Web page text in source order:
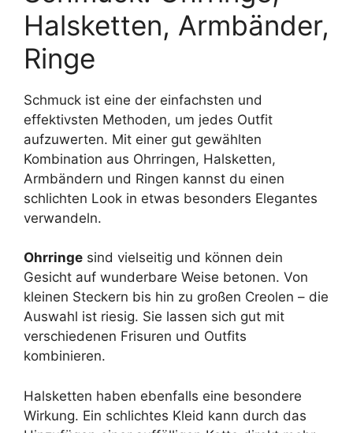
Halsketten, Armbänder,
Ringe
Schmuck ist eine der einfachsten und
effektivsten Methoden, um jedes Outfit
aufzuwerten. Mit einer gut gewählten
Kombination aus Ohrringen, Halsketten,
Armbändern und Ringen kannst du einen
schlichten Look in etwas besonders Elegantes
verwandeln.
Ohrringe sind vielseitig und können dein
Gesicht auf wunderbare Weise betonen. Von
kleinen Steckern bis hin zu großen Creolen – die
Auswahl ist riesig. Sie lassen sich gut mit
verschiedenen Frisuren und Outfits
kombinieren.
Halsketten haben ebenfalls eine besondere
Wirkung. Ein schlichtes Kleid kann durch das